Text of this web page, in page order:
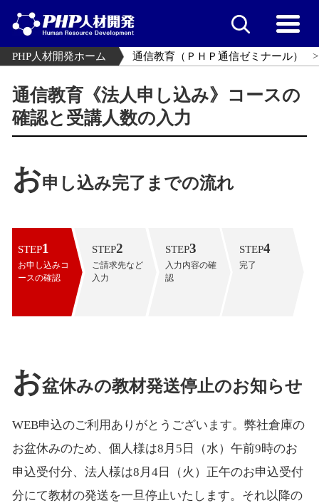
PHP人材開発ホーム 通信教育（ＰＨＰ通信ゼミナール）
通信教育《法人申し込み》コースの
確認と受講人数の入力
お申し込み完了までの流れ
STEP1
お申し込みコ
ースの確認
STEP2
ご請求先など
入力
STEP3
入力内容の確
認
STEP4
完了
お盆休みの教材発送停止のお知らせ
WEB申込のご利用ありがとうございます。弊社倉庫の
お盆休みのため、個人様は8月5日（水）午前9時のお
申込受付分、法人様は8月4日（火）正午のお申込受付
分にて教材の発送を一旦停止いたします。それ以降の